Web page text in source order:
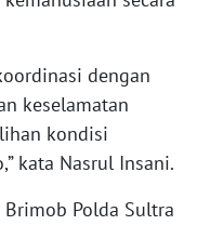
dengan
keselamatan
kondisi
kata Nasrul Insani.
Polda Sultra